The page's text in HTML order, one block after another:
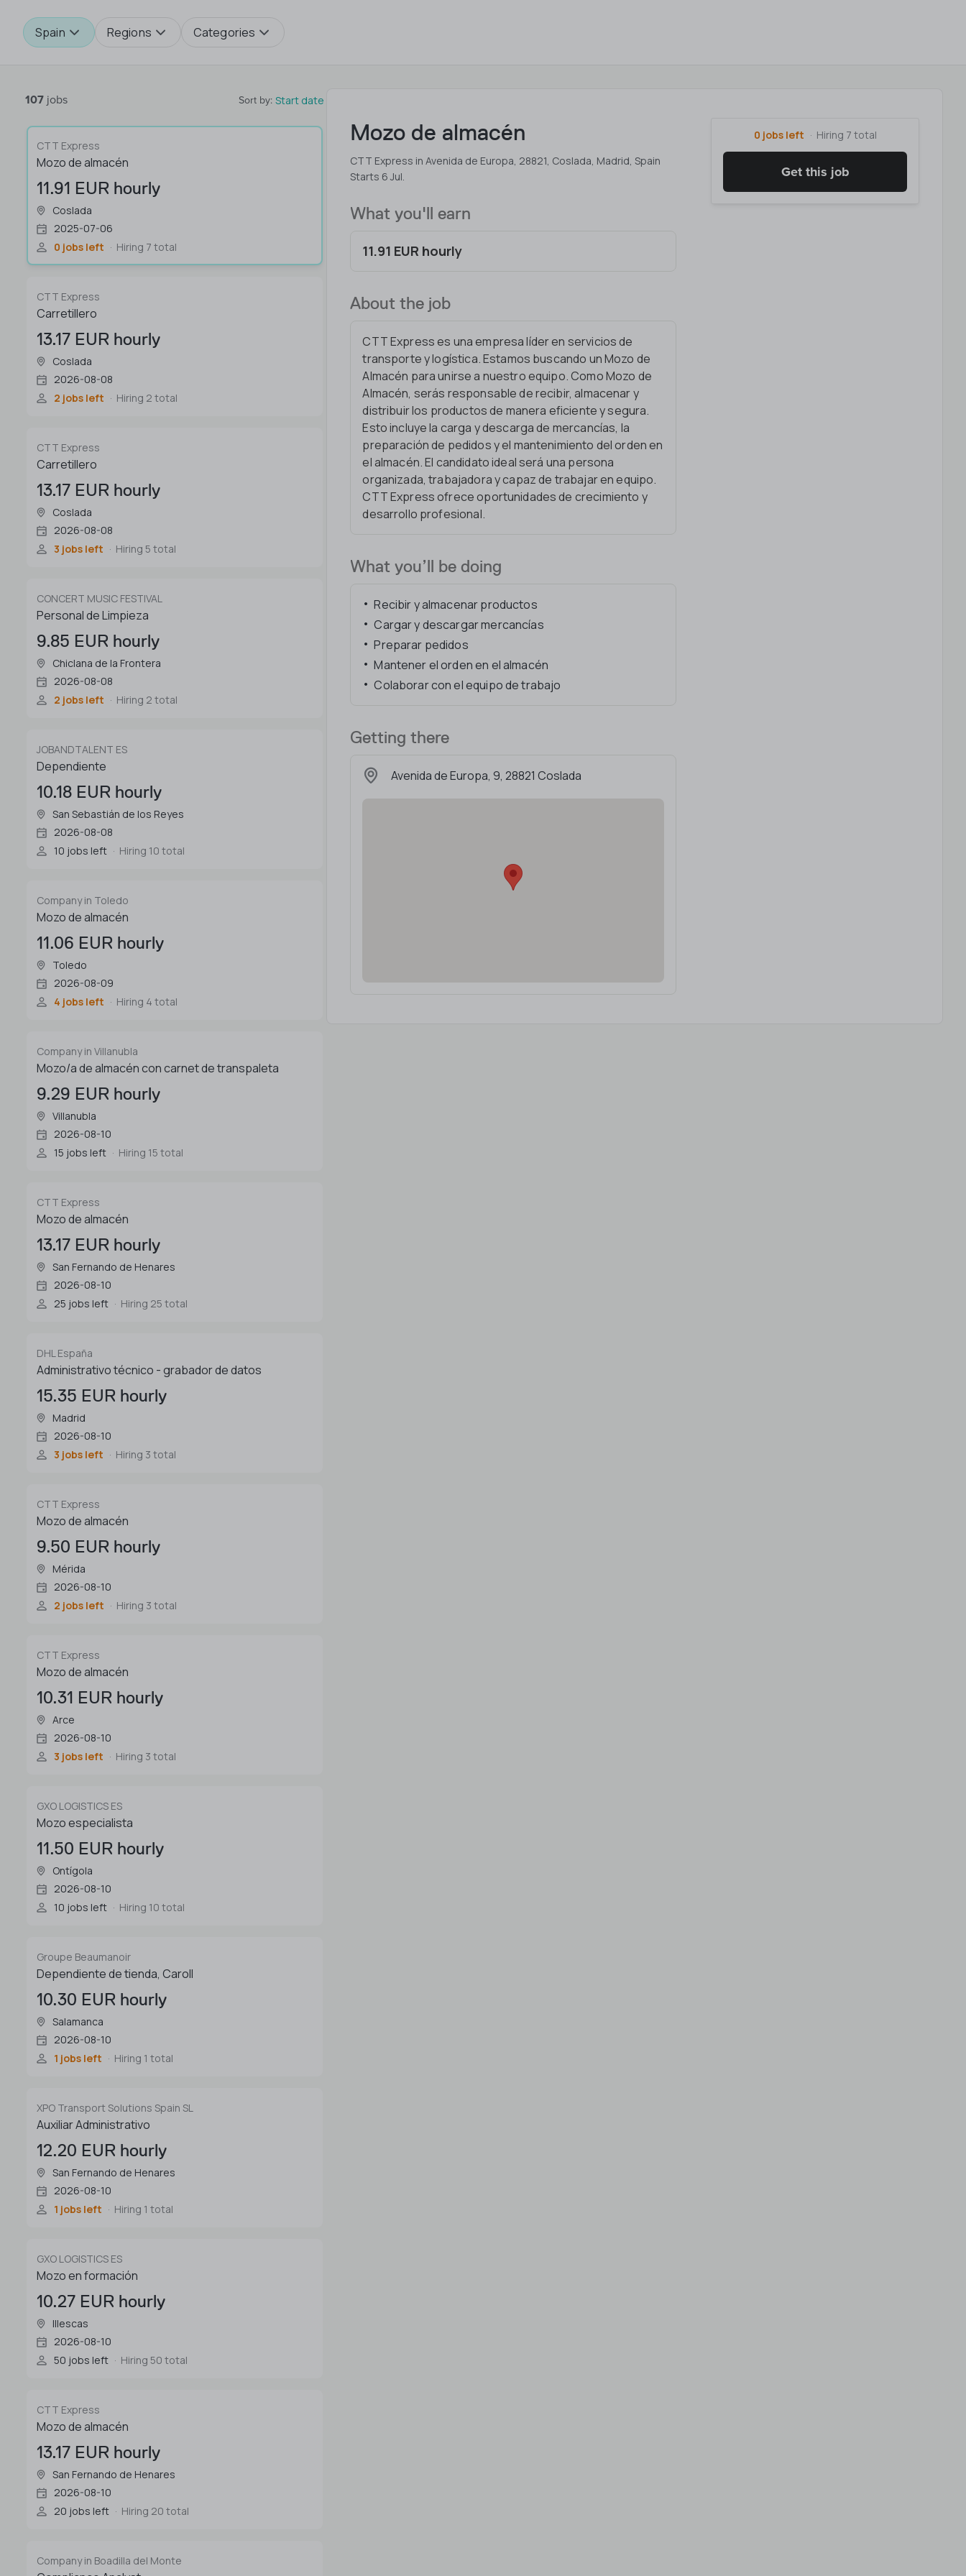
Spain Regions Categories
107 jobs Sort by: Start date
CTT Express
Mozo de almacén
11.91 EUR hourly
Coslada
2025-07-06
0 jobs left
Hiring 7 total
CTT Express
Carretillero
13.17 EUR hourly
Coslada
2026-08-08
2 jobs left
Hiring 2 total
CTT Express
Carretillero
13.17 EUR hourly
Coslada
2026-08-08
3 jobs left
Hiring 5 total
CONCERT MUSIC FESTIVAL
Personal de Limpieza
9.85 EUR hourly
Chiclana de la Frontera
2026-08-08
2 jobs left
Hiring 2 total
JOBANDTALENT ES
Dependiente
10.18 EUR hourly
San Sebastián de los Reyes
2026-08-08
10 jobs left
Hiring 10 total
Company in Toledo
Mozo de almacén
11.06 EUR hourly
Toledo
2026-08-09
4 jobs left
Hiring 4 total
Company in Villanubla
Mozo/a de almacén con carnet de transpaleta
9.29 EUR hourly
Villanubla
2026-08-10
15 jobs left
Hiring 15 total
CTT Express
Mozo de almacén
13.17 EUR hourly
San Fernando de Henares
2026-08-10
25 jobs left
Hiring 25 total
DHL España
Administrativo técnico - grabador de datos
15.35 EUR hourly
Madrid
2026-08-10
3 jobs left
Hiring 3 total
CTT Express
Mozo de almacén
9.50 EUR hourly
Mérida
2026-08-10
2 jobs left
Hiring 3 total
CTT Express
Mozo de almacén
10.31 EUR hourly
Arce
2026-08-10
3 jobs left
Hiring 3 total
GXO LOGISTICS ES
Mozo especialista
11.50 EUR hourly
Ontígola
2026-08-10
10 jobs left
Hiring 10 total
Groupe Beaumanoir
Dependiente de tienda, Caroll
10.30 EUR hourly
Salamanca
2026-08-10
1 jobs left
Hiring 1 total
XPO Transport Solutions Spain SL
Auxiliar Administrativo
12.20 EUR hourly
San Fernando de Henares
2026-08-10
1 jobs left
Hiring 1 total
GXO LOGISTICS ES
Mozo en formación
10.27 EUR hourly
Illescas
2026-08-10
50 jobs left
Hiring 50 total
CTT Express
Mozo de almacén
13.17 EUR hourly
San Fernando de Henares
2026-08-10
20 jobs left
Hiring 20 total
Company in Boadilla del Monte
Mozo de almacén
CTT Express in Avenida de Europa, 28821, Coslada, Madrid, Spain
Starts 6 Jul.
What you'll earn
11.91 EUR hourly
About the job
CTT Express es una empresa líder en servicios de
transporte y logística. Estamos buscando un Mozo de
Almacén para unirse a nuestro equipo. Como Mozo de
Almacén, serás responsable de recibir, almacenar y
distribuir los productos de manera eficiente y segura.
Esto incluye la carga y descarga de mercancías, la
preparación de pedidos y el mantenimiento del orden en
el almacén. El candidato ideal será una persona
organizada, trabajadora y capaz de trabajar en equipo.
CTT Express ofrece oportunidades de crecimiento y
desarrollo profesional.
What you’ll be doing
Recibir y almacenar productos
Cargar y descargar mercancías
Preparar pedidos
Mantener el orden en el almacén
Colaborar con el equipo de trabajo
Getting there
Avenida de Europa, 9, 28821 Coslada
0 jobs left Hiring 7 total
Get this job